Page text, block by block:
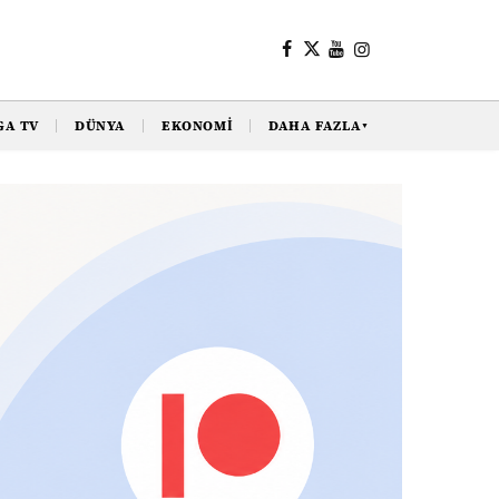
TV DÜNYA EKONOMI DAHA FAZLA▼